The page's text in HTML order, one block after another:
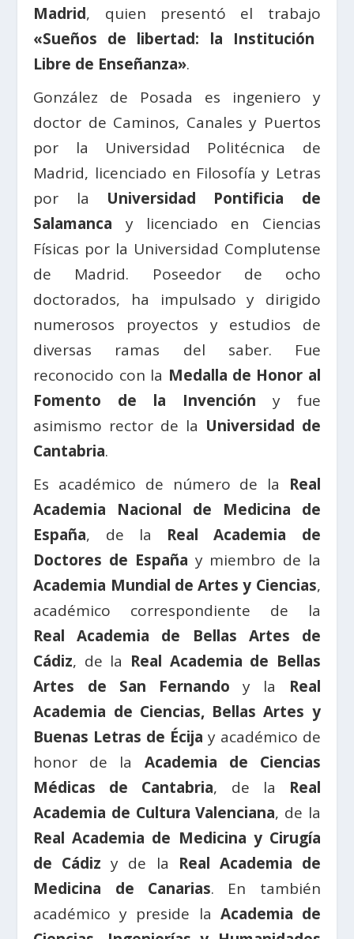
Madrid, quien presentó el trabajo
«Sueños de libertad: la Institución
Libre de Enseñanza».
González de Posada es ingeniero y
doctor de Caminos, Canales y Puertos
por la Universidad Politécnica de
Madrid, licenciado en Filosofía y Letras
por la Universidad Pontificia de
Salamanca y licenciado en Ciencias
Físicas por la Universidad Complutense
de Madrid. Poseedor de ocho
doctorados, ha impulsado y dirigido
numerosos proyectos y estudios de
diversas ramas del saber. Fue
reconocido con la Medalla de Honor al
Fomento de la Invención y fue
asimismo rector de la Universidad de
Cantabria.
Es académico de número de la Real
Academia Nacional de Medicina de
España, de la Real Academia de
Doctores de España y miembro de la
Academia Mundial de Artes y Ciencias,
académico correspondiente de la
Real Academia de Bellas Artes de
Cádiz, de la Real Academia de Bellas
Artes de San Fernando y la Real
Academia de Ciencias, Bellas Artes y
Buenas Letras de Écija y académico de
honor de la Academia de Ciencias
Médicas de Cantabria, de la Real
Academia de Cultura Valenciana, de la
Real Academia de Medicina y Cirugía
de Cádiz y de la Real Academia de
Medicina de Canarias. En también
académico y preside la Academia de